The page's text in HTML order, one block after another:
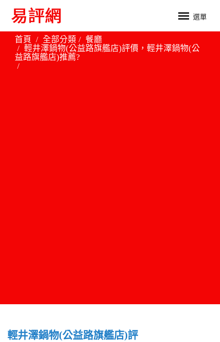
選單
首頁 全部分類
餐廳
輕井澤鍋物(公益路旗艦店)評價，輕井澤鍋物(公
益路旗艦店)推薦?
輕井澤鍋物(公益路旗艦店)評